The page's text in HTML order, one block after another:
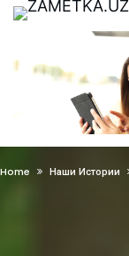
Home Наши Истории